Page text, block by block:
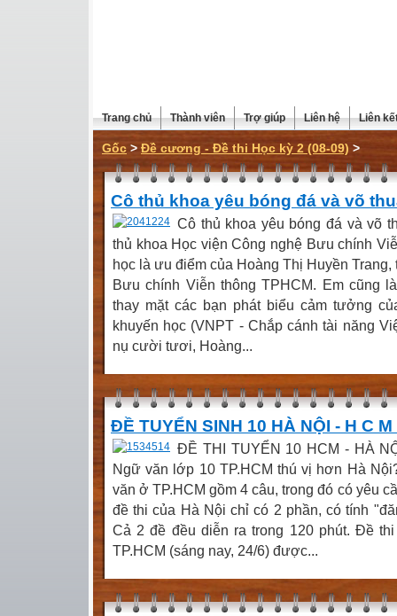
Trang chủ Thành viên Trợ giúp Liên hệ Liên
Gốc > Đề cương - Đề thi Học kỳ 2 (08-09) >
Cô thủ khoa yêu bóng đá và võ
Cô thủ khoa yêu bóng đá và võ
thủ khoa Học viện Công nghệ Bưu chính
học là ưu điểm của Hoàng Thị Huyền
Bưu chính Viễn thông TPHCM. Em cũng
thay mặt các bạn phát biểu cảm tưởng
khuyến học (VNPT - Chắp cánh tài năng
nụ cười tươi, Hoàng...
ĐỀ TUYỂN SINH 10 HÀ NỘI - H C
ĐỀ THI TUYỂN 10 HCM - HÀ
Ngữ văn lớp 10 TP.HCM thú vị hơn Hà
văn ở TP.HCM gồm 4 câu, trong đó có yêu
đề thi của Hà Nội chỉ có 2 phần, có tính
Cả 2 đề đều diễn ra trong 120 phút. Đề
TP.HCM (sáng nay, 24/6) được...